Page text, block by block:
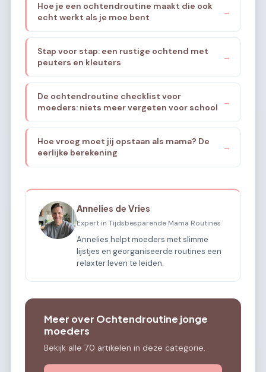
Hoe je een ochtendroutine maakt die ook
echt werkt als je moe bent
→
Stap voor stap: een rustige ochtend met
peuters en kleuters
→
De ochtendroutine checklist voor
moeders: niets meer vergeten voor school
→
Hoe vroeg moet jij opstaan als mama? De
eerlijke berekening
→
Annelies de Vries
Expert in Tijdsbesparende Mama Routines
Annelies helpt moeders met slimme
lijstjes en georganiseerde routines een
relaxter leven te leiden.
Meer over Ochtendroutine jonge
moeders
Bekijk alle 70 artikelen in deze categorie.